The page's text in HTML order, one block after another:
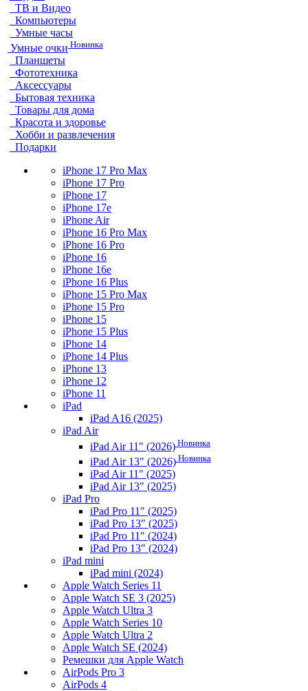
ТВ и Видео
Компьютеры
Умные часы
Умные очки Новинка
Планшеты
Фототехника
Аксессуары
Бытовая техника
Товары для дома
Красота и здоровье
Хобби и развлечения
Подарки
iPhone 17 Pro Max
iPhone 17 Pro
iPhone 17
iPhone 17e
iPhone Air
iPhone 16 Pro Max
iPhone 16 Pro
iPhone 16
iPhone 16e
iPhone 16 Plus
iPhone 15 Pro Max
iPhone 15 Pro
iPhone 15
iPhone 15 Plus
iPhone 14
iPhone 14 Plus
iPhone 13
iPhone 12
iPhone 11
iPad
iPad A16 (2025)
iPad Air
iPad Air 11" (2026) Новинка
iPad Air 13" (2026) Новинка
iPad Air 11" (2025)
iPad Air 13" (2025)
iPad Pro
iPad Pro 11" (2025)
iPad Pro 13" (2025)
iPad Pro 11" (2024)
iPad Pro 13" (2024)
iPad mini
iPad mini (2024)
Apple Watch Series 11
Apple Watch SE 3 (2025)
Apple Watch Ultra 3
Apple Watch Series 10
Apple Watch Ultra 2
Apple Watch SE (2024)
Ремешки для Apple Watch
AirPods Pro 3
AirPods 4